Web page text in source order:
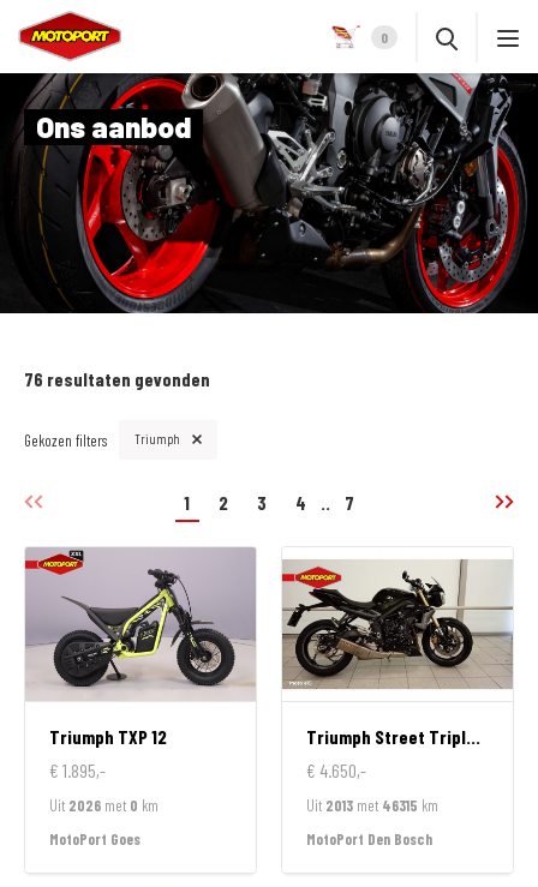
0
Ons aanbod
76 resultaten gevonden
Gekozen filters Triumph
1 2 3 4 7
Triumph TXP 12
€ 1.895,-
Uit 2026 met 0 km
MotoPort Goes
Triumph Street Triple ABS
€ 4.650,-
Uit 2013 met 46315 km
MotoPort Den Bosch